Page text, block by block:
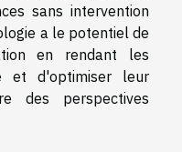
sans intervention
a le potentiel de
en rendant les
et d'optimiser leur
des perspectives